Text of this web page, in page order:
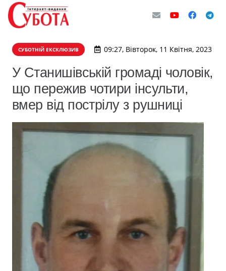
СУБОТНІЙ ЕКСКЛЮЗИВ 09:27, Вівторок, 11 Квітня, 2023
У Станишівській громаді чоловік,
що пережив чотири інсульти,
вмер від пострілу з рушниці